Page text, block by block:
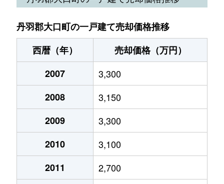
丹羽郡大口町の一戸建て売却価格推移
西暦（年）
売却価格（万円）
2007
3,300
2008
3,150
2009
3,300
2010
3,100
2011
2,700